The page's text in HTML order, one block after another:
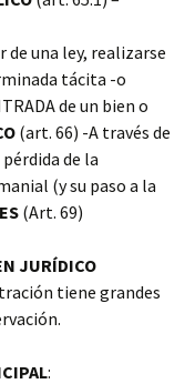
de una ley, realizarse
tácita -o
de un bien o
(art. 66) -A través de
de la
(y su paso a la
(Art. 69)
JURÍDICO
tiene grandes
: